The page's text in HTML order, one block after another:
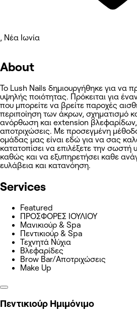
, Νέα Ιωνία
About
Το Lush Nails δημιουργήθηκε για να
υψηλής ποιότητας. Πρόκειται για
που μπορείτε να βρείτε παροχές
περιποίηση των άκρων, σχηματισμό
ανόρθωση και extension
αποτριχώσεις. Με προσεγμένη
ομάδας μας είναι εδώ για να σας
κατατοπίσει να επιλέξετε την σωστή
καθώς και να εξυπηρετήσει καθε
ευλάβεια και κατανόηση.
Services
Featured
ΠΡΟΣΦΟΡΕΣ ΙΟΥΛΙΟΥ
Μανικιούρ & Spa
Πεντικιούρ & Spa
Τεχνητά Νύχια
Βλεφαρίδες
Brow Bar/Αποτριχώσεις
Make Up
Πεντικιούρ Ημιμόνιμο